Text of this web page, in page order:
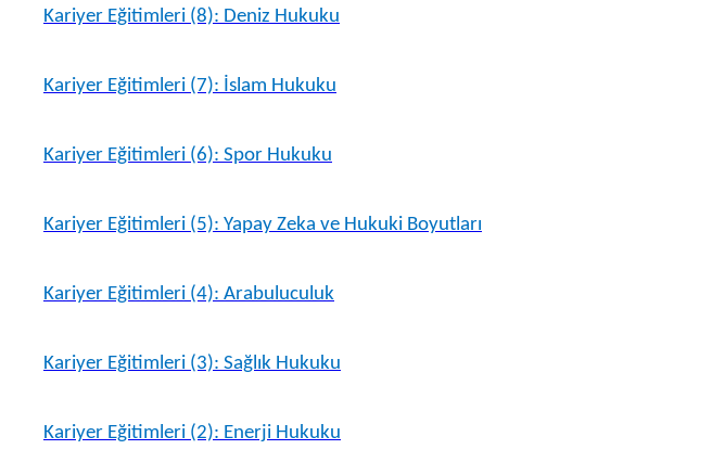
Kariyer Eğitimleri (8): Deniz Hukuku
Kariyer Eğitimleri (7): İslam Hukuku
Kariyer Eğitimleri (6): Spor Hukuku
Kariyer Eğitimleri (5): Yapay Zeka ve Hukuki Boyutları
Kariyer Eğitimleri (4): Arabuluculuk
Kariyer Eğitimleri (3): Sağlık Hukuku
Kariyer Eğitimleri (2): Enerji Hukuku